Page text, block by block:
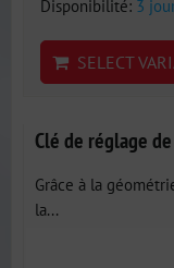
Disponibilité: 3
SELECT
Clé de réglage
Grâce à la
la...